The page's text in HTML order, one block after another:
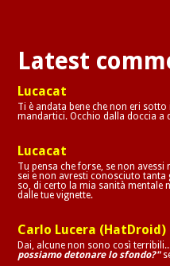
Latest
Lucacat
Ti è andata bene che non eri
mandartici. Occhio dalla doccia a
Lucacat
Tu pensa che forse, se non
sei e non avresti conosciuto tanta
so, di certo la mia sanità mentale
dalle tue vignette.
Carlo Lucera (HatDroid)
Dai, alcune non sono così
possiamo detonare lo sfondo?"